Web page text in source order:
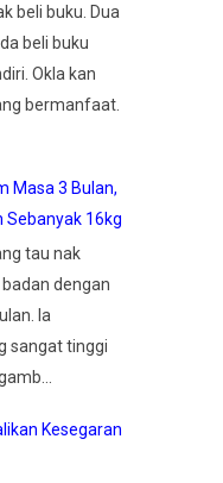
beli buku. Dua
beli buku
Okla kan
bermanfaat.
Masa 3 Bulan,
Sebanyak 16kg
tau nak
dengan
Ia
sangat tinggi
Kesegaran